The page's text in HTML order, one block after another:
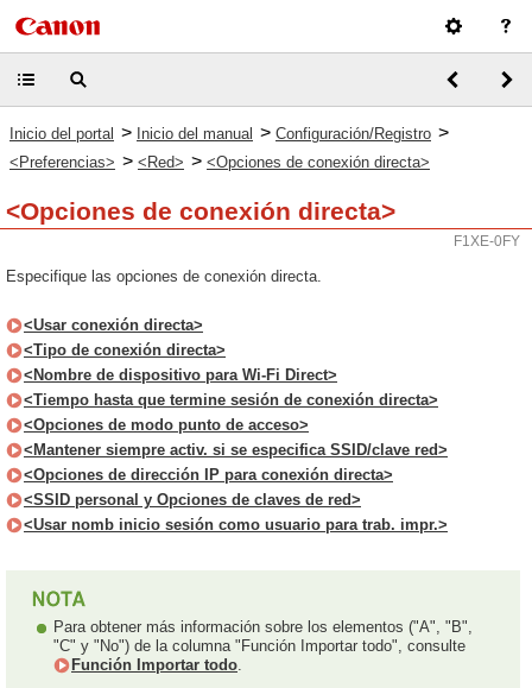
Inicio del portal > Inicio del manual > Configuración/Registro >
<Preferencias> > <Red> > <Opciones de conexión directa>
<Opciones de conexión directa>
F1XE-0FY
Especifique las opciones de conexión directa.
<Usar conexión directa>
<Tipo de conexión directa>
<Nombre de dispositivo para Wi-Fi Direct>
<Tiempo hasta que termine sesión de conexión directa>
<Opciones de modo punto de acceso>
<Mantener siempre activ. si se especifica SSID/clave red>
<Opciones de dirección IP para conexión directa>
<SSID personal y Opciones de claves de red>
<Usar nomb inicio sesión como usuario para trab. impr.>
Para obtener más información sobre los elementos ("A", "B",
"C" y "No") de la columna "Función Importar todo", consulte
Función Importar todo.